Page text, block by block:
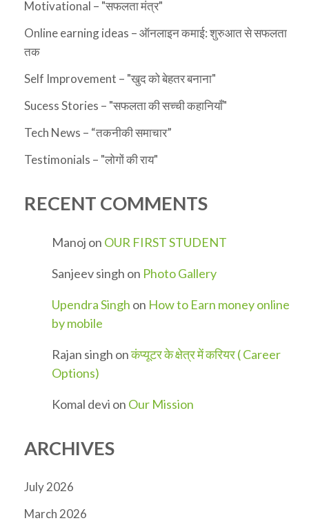
Motivational – "सफलता मंत्र"
Online earning ideas – ऑनलाइन कमाई: शुरुआत से सफलता
तक
Self Improvement – "खुद को बेहतर बनाना"
Sucess Stories – "सफलता की सच्ची कहानियाँ"
Tech News – “तकनीकी समाचार”
Testimonials – "लोगों की राय"
RECENT COMMENTS
Manoj on OUR FIRST STUDENT
Sanjeev singh on Photo Gallery
Upendra Singh on How to Earn money online
by mobile
Rajan singh onकंप्यूटर के क्षेत्र में करियर ( Career
Options)
Komal devi on Our Mission
ARCHIVES
July 2026
March 2026